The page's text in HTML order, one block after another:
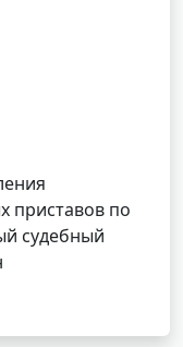
приставов по
судебный